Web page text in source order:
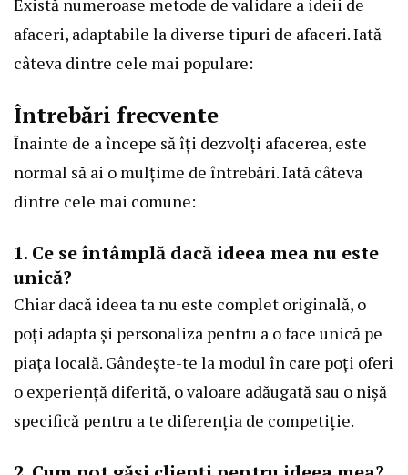
afaceri, adaptabile la diverse tipuri de afaceri. Iată
câteva dintre cele mai populare:
Întrebări frecvente
Înainte de a începe să îți dezvolți afacerea, este
normal să ai o mulțime de întrebări. Iată câteva
dintre cele mai comune:
1. Ce se întâmplă dacă ideea mea nu este
unică?
Chiar dacă ideea ta nu este complet originală, o
poți adapta și personaliza pentru a o face unică pe
piața locală. Gândește-te la modul în care poți oferi
o experiență diferită, o valoare adăugată sau o nișă
specifică pentru a te diferenția de competiție.